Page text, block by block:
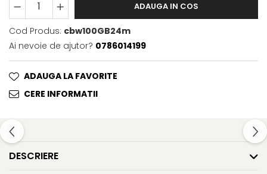
ADAUGA IN COS
Cod Produs: cbw100GB24m
Ai nevoie de ajutor? 0786014199
ADAUGA LA FAVORITE
CERE INFORMATII
DESCRIERE